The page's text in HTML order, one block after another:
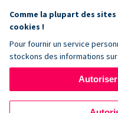
Comme la plupart des
cookies !
Pour fournir un service
stockons des informations